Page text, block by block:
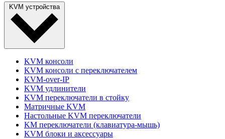
KVM устройства
KVM консоли
KVM консоли с переключателем
KVM-over-IP
KVM удлинители
KVM переключатели в стойку
Матричные KVM
Настольные KVM переключатели
KM переключатели (клавиатура-мышь)
KVM блоки и аксессуары